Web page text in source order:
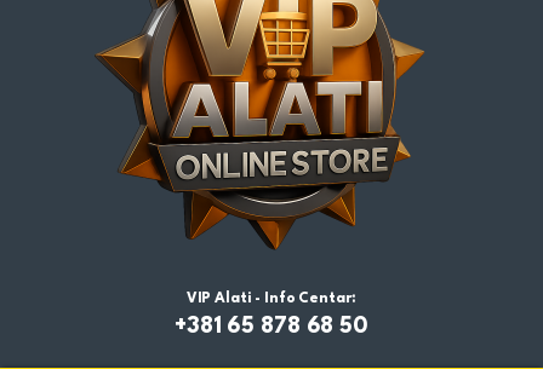
VIP Alati - Info Centar:
+381 65 878 68 50